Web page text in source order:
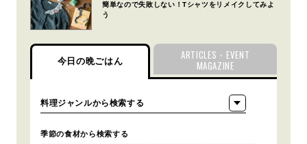
簡単なので失敗しない！Tシャツをリメイクしてみよ
う
今日の晩ごはん
ARTICLES・EVENT
MAGAZINE
季節の食材から検索する